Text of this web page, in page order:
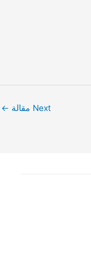
Next مقالة ←